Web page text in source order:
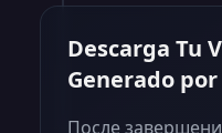
Descarga Tu
Generado
После